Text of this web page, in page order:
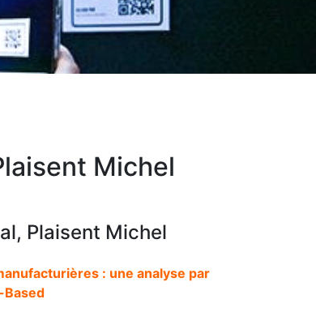
Michel
Plaisent Michel
: une analyse par
Based